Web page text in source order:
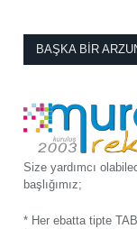
BAŞKA BIR
Size yardımcı
başlığımız;
* Her ebatta tipte